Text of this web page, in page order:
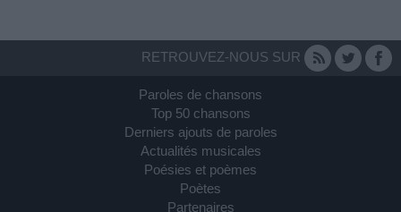
RETROUVEZ-NOUS SUR
Paroles de chansons
Top 50 chansons
Derniers ajouts de paroles
Actualités musicales
Poésies et poèmes
Poètes
Partenaires